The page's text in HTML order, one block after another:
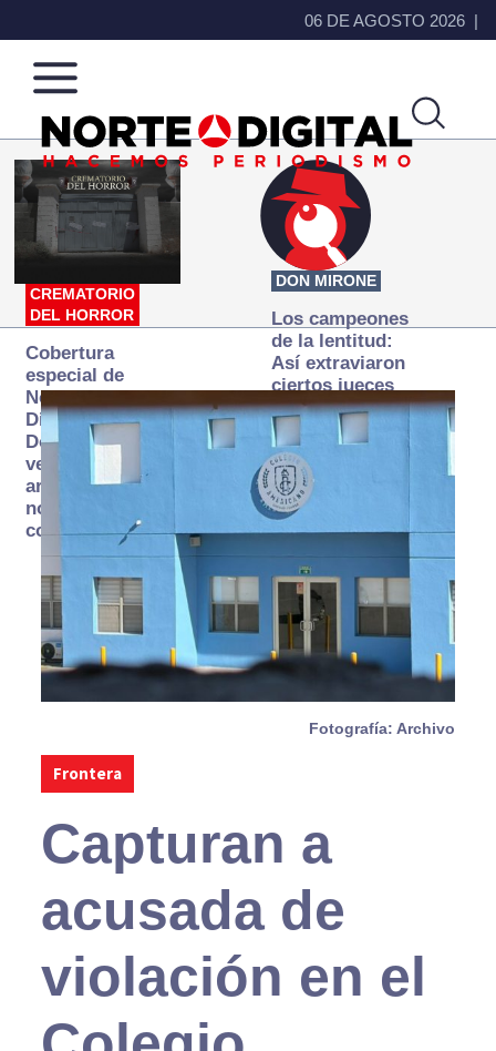
06 DE AGOSTO 2026
Norte
de
Ciudad
Más
que
noticias,
hacemos periodismo
CREMATORIO
DEL HORROR
Cobertura
especial de
Norte
Digital:
Donde la
verdad
arde… pero
no se
consume
DON MIRONE
Los campeones
de la lentitud:
Así extraviaron
ciertos jueces
la justicia
expedita
Fotografía: Archivo
Frontera
Capturan a
acusada de
violación en el